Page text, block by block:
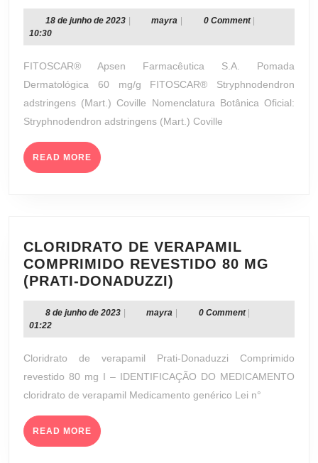
POMADA
DERMATOLÓGICA
(APSEN
FARMACÊUTICA
S.A.)
18 de junho de 202318
junho
2023
mayra mayra 0 Comment
10:30
FITOSCAR® Apsen Farmacêutica S.A. Pomada
Dermatológica 60 mg/g FITOSCAR® Stryphnodendron
adstringens (Mart.) Coville Nomenclatura Botânica Oficial:
Stryphnodendron adstringens (Mart.) Coville
READ MORE READ
MORE
CLORIDRATO DE VERAPAMIL
COMPRIMIDO REVESTIDO 80 MG
(PRATI-DONADUZZI)
DE
VERAPAMIL
80
MG
(PRATI-
8 de junho de 20238
junho
2023
mayra mayra 0 Comment
01:22
Cloridrato de verapamil Prati-Donaduzzi Comprimido
revestido 80 mg I – IDENTIFICAÇÃO DO MEDICAMENTO
cloridrato de verapamil Medicamento genérico Lei n°
READ MORE READ
MORE